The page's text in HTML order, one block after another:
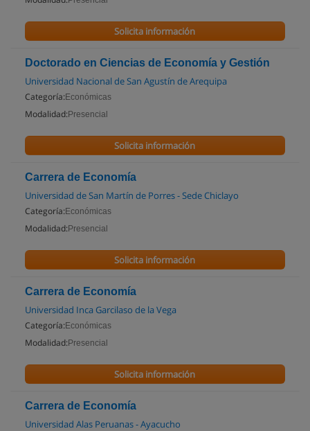
Solicita información
Doctorado en Ciencias de Economía y Gestión
Universidad Nacional de San Agustín de Arequipa
Categoría: Económicas
Modalidad: Presencial
Solicita información
Carrera de Economía
Universidad de San Martín de Porres - Sede Chiclayo
Categoría: Económicas
Modalidad: Presencial
Solicita información
Carrera de Economía
Universidad Inca Garcilaso de la Vega
Categoría: Económicas
Modalidad: Presencial
Solicita información
Carrera de Economía
Universidad Alas Peruanas - Ayacucho